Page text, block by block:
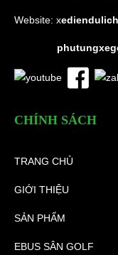
Website: x
CHÍNH SÁCH
TRANG CHỦ
GIỚI THIỆU
SẢN PHẨM
EBUS SÂN GOLF